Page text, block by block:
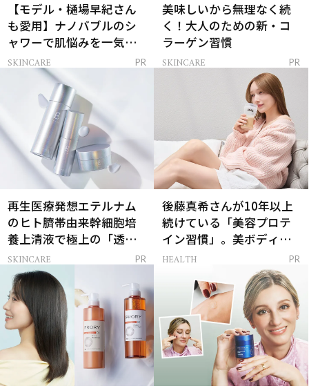
【モデル・樋場早紀さん
も愛用】ナノバブルのシ
ャワーで肌悩みを一気に
解決
SKINCARE PR
美味しいから無理なく続
く！大人のための新・コ
ラーゲン習慣
SKINCARE PR
再生医療発想エテルナム
のヒト臍帯由来幹細胞培
養上清液で極上の「透明
感ハリ肌」へ
SKINCARE PR
後藤真希さんが10年以上
続けている「美容プロテ
イン習慣」。美ボディを
支える朝ルーティンと
HEALTH PR